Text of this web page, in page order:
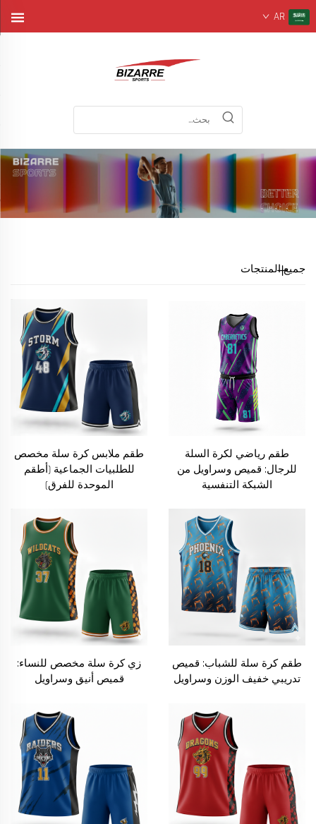
AR
جميع المنتجات
طقم رياضي لكرة السلة
للرجال: قميص وسراويل من
الشبكة التنفسية
طقم ملابس كرة سلة مخصص
للطلبيات الجماعية (أطقم
الموحدة للفرق)
طقم كرة سلة للشباب: قميص
تدريبي خفيف الوزن وسراويل
زي كرة سلة مخصص للنساء:
قميص أنيق وسراويل